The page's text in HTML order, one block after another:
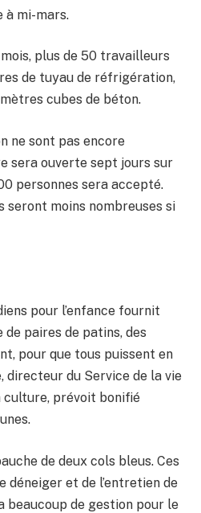
à mi-mars.
plus de 50 travailleurs
de tuyau de réfrigération,
cubes de béton.
ne sont pas encore
sera ouverte sept jours sur
personnes sera accepté.
seront moins nombreuses si
pour l’enfance fournit
paires de patins, des
pour que tous puissent en
du Service de la vie
culture, prévoit bonifié
de deux cols bleus. Ces
déneiger et de l’entretien de
beaucoup de gestion pour le